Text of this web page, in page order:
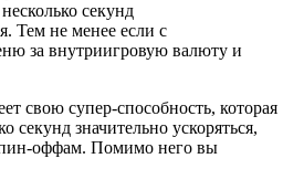
секунд
Тем не менее если с
за внутриигровую валюту и
свою супер-способность, которая
значительно ускоряться,
оффам. Помимо него вы